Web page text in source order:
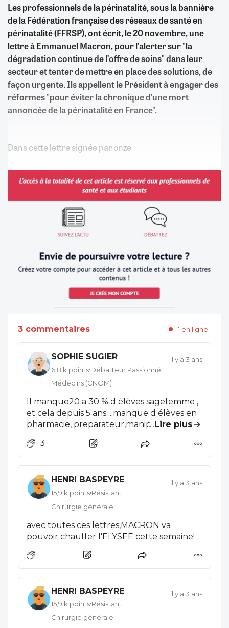
Les professionnels de la périnatalité, sous la bannière
de la Fédération française des réseaux de santé en
périnatalité (FFRSP), ont écrit, le 20 novembre, une
lettre à Emmanuel Macron, pour l’alerter sur "la
dégradation continue de l’offre de soins" dans leur
secteur et tenter de mettre en place des solutions, de
façon urgente. Ils appellent le Président à engager des
réformes "pour éviter la chronique d’une mort
annoncée de la périnatalité en France".
Dans cette lettre signée par onze
3 commentaires 1 en ligne
SOPHIE SUGIER
6,8 k points Débatteur Passionné
Médecins (CNOM)
il y a 3 ans
Il manque20 a 30 % d élèves sagefemme ,
et cela depuis 5 ans ...manque d élèves en
pharmacie, preparateur,manip radio ,
santé ne fait pas rêver, études prenantes ,
paye insuffisante, surtout vu l etat d
politesse et respect .ah aussi , le nombre
de pompier volontaire a chuté de 25 a 38%
, que ce soit en rural et en ville , malgré l
... Lire plus
3
HENRI BASPEYRE
15,9 k points Résistant
Chirurgie générale
il y a 3 ans
avec toutes ces lettres,MACRON va
pouvoir chauffer l'ELYSEE cette semaine!
HENRI BASPEYRE
15,9 k points Résistant
Chirurgie générale
il y a 3 ans